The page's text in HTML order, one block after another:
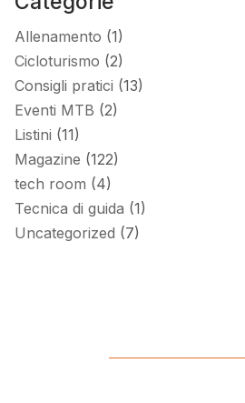
Allenamento (1)
Cicloturismo (2)
Consigli pratici (13)
Eventi MTB (2)
Listini (11)
Magazine (122)
tech room (4)
Tecnica di guida (1)
Uncategorized (7)